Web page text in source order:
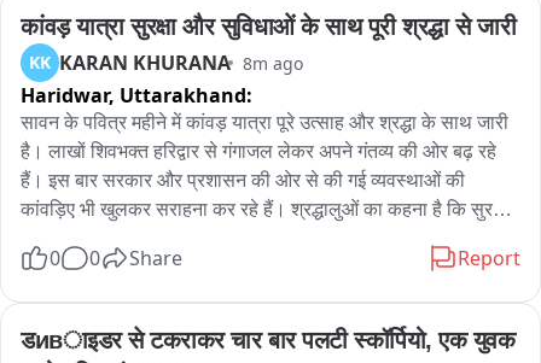
प्रशासनिक कार्यों में पारदर्शिता, जवाबदेही, कार्यकुशलता और सुशासन
सुनिश्चित करना है। लंबे समय तक एक ही पटल पर पदस्थ रहने से कार्य
प्रणाली पर पड़ने वाले प्रभाव को देखते हुए यह निर्णय लिया गया है। शासन
के निर्देश के बाद राजनांदगांव कलेक्टर जितेंद्र यादव ने साप्ताहिक टीएल
बैठक में जिले के सभी विभाग प्रमुखों को आदेश का कड़ाई से पालन करने के
निर्देश दिए। इसके बाद जिला कार्यालय सहित विभिन्न विभागों में प्रक्रिया के
तहत अधिकारियों और कर्मचारियों के कार्य पटल में बदलाव किया गया।
कलेक्टर ने स्पष्ट किया कि शासन के निर्देशों का पूरी गंभीरता से पालन
कराया गया है।
कांवड़ यात्रा सुरक्षा और सुविधाओं के साथ पूरी श्रद्धा से जारी
KK KARAN KHURANA 8m ago
Haridwar, Uttarakhand:
सावन के पवित्र महीने में कांवड़ यात्रा पूरे उत्साह और श्रद्धा के साथ जारी
है। लाखों शिवभक्त हरिद्वार से गंगाजल लेकर अपने गंतव्य की ओर बढ़ रहे
हैं। इस बार सरकार और प्रशासन की ओर से की गई व्यवस्थाओं की
कांवड़िए भी खुलकर सराहना कर रहे हैं। श्रद्धालुओं का कहना है कि सुरक्षा,
है। शिवभक्तों का उत्साह देखते ही बन रहा है। यात्रा मार्ग पर प्रशासन ने
सुरक्षा के कड़े इंतजाम किए हैं। जगह-जगह पुलिस बल तैनात है, मेडिकल
0 0 Share Report
डивाइडर से टकराकर चार बार पलटी स्कॉर्पियो, एक युवक